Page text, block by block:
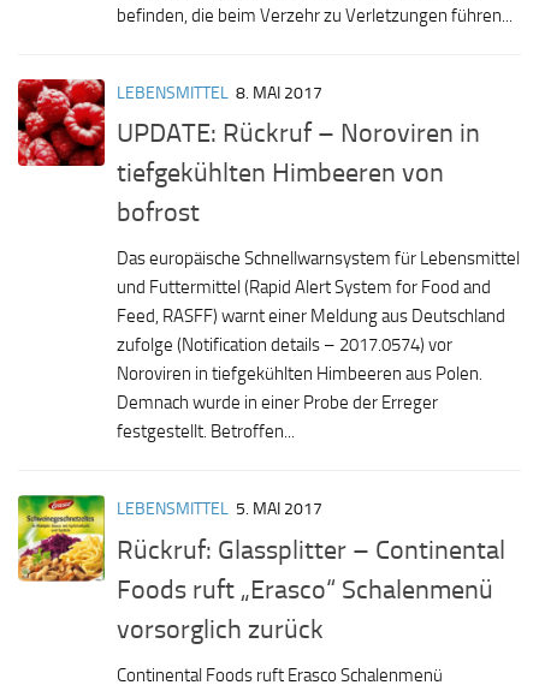
befinden, die beim Verzehr zu Verletzungen führen...
LEBENSMITTEL 8. MAI 2017
UPDATE: Rückruf – Noroviren in
tiefgekühlten Himbeeren von
bofrost
Das europäische Schnellwarnsystem für Lebensmittel
und Futtermittel (Rapid Alert System for Food and
Feed, RASFF) warnt einer Meldung aus Deutschland
zufolge (Notification details – 2017.0574) vor
Noroviren in tiefgekühlten Himbeeren aus Polen.
Demnach wurde in einer Probe der Erreger
festgestellt. Betroffen...
LEBENSMITTEL 5. MAI 2017
Rückruf: Glassplitter – Continental
Foods ruft „Erasco“ Schalenmenü
vorsorglich zurück
Continental Foods ruft Erasco Schalenmenü